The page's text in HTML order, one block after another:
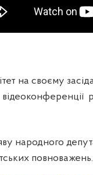
на своєму
народного
повноважень.